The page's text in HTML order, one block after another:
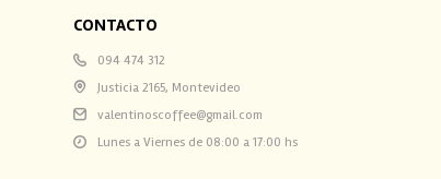
CONTACTO
094 474 312
Justicia 2165, Montevideo
valentinoscoffee@gmail.com
Lunes a Viernes de 08:00 a 17:00 hs